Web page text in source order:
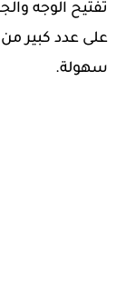
تفتيح الوجه
على عدد كبير
سهولة.